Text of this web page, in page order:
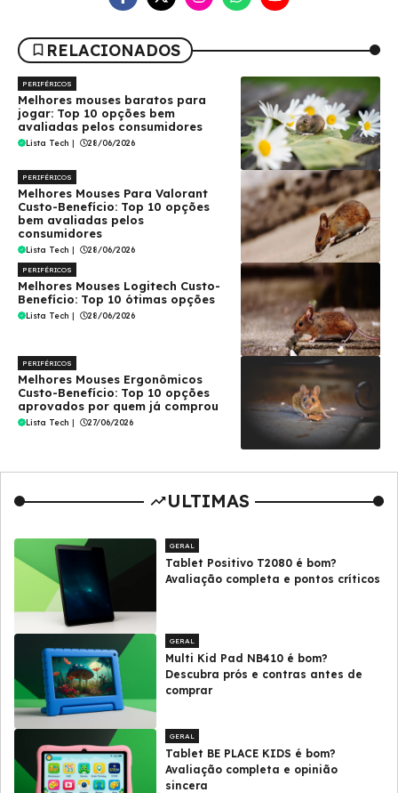
RELACIONADOS
PERIFÉRICOS
Melhores mouses baratos para
jogar: Top 10 opções bem
avaliadas pelos consumidores
Lista Tech | 28/06/2026
PERIFÉRICOS
Melhores Mouses Para Valorant
Custo-Benefício: Top 10 opções
bem avaliadas pelos
consumidores
Lista Tech | 28/06/2026
PERIFÉRICOS
Melhores Mouses Logitech Custo-
Benefício: Top 10 ótimas opções
Lista Tech | 28/06/2026
PERIFÉRICOS
Melhores Mouses Ergonômicos
Custo-Benefício: Top 10 opções
aprovados por quem já comprou
Lista Tech | 27/06/2026
ULTIMAS
GERAL
Tablet Positivo T2080 é bom?
Avaliação completa e pontos críticos
GERAL
Multi Kid Pad NB410 é bom?
Descubra prós e contras antes de
comprar
GERAL
Tablet BE PLACE KIDS é bom?
Avaliação completa e opinião
sincera